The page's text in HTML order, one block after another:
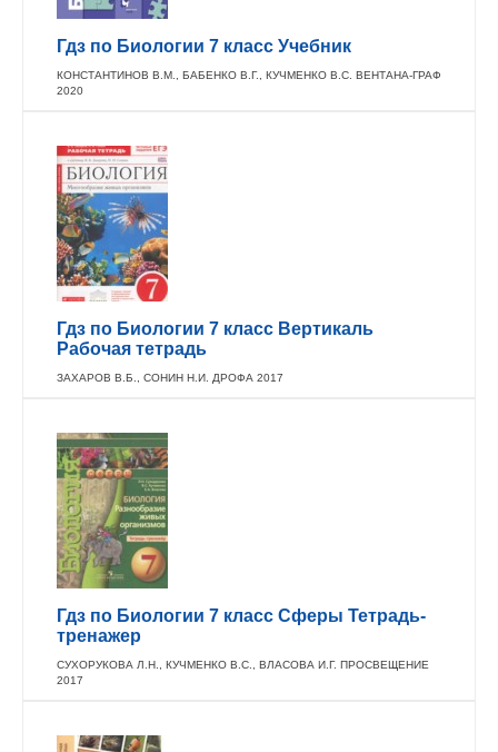
Гдз по Биологии 7 класс Учебник
КОНСТАНТИНОВ В.М., БАБЕНКО В.Г., КУЧМЕНКО В.С. ВЕНТАНА-ГРАФ
2020
Гдз по Биологии 7 класс Вертикаль
Рабочая тетрадь
ЗАХАРОВ В.Б., СОНИН Н.И. ДРОФА 2017
Гдз по Биологии 7 класс Сферы Тетрадь-
тренажер
СУХОРУКОВА Л.Н., КУЧМЕНКО В.С., ВЛАСОВА И.Г. ПРОСВЕЩЕНИЕ
2017